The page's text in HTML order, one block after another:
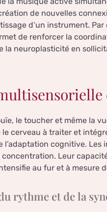
de nouvelles
d’un instrument.
de renforcer la
la neuroplasticité en
le toucher et même la
cerveau à traiter et
l’adaptation cognitive.
Leur
au fur et à mesure
rythme et de la